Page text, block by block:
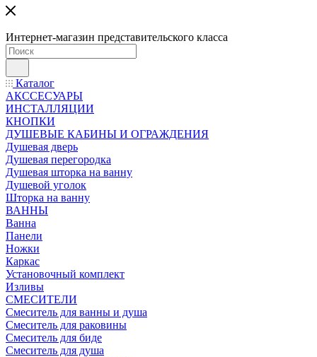
Интернет-магазин представительского класса
Каталог
АКССЕСУАРЫ
ИНСТАЛЛЯЦИИ
КНОПКИ
ДУШЕВЫЕ КАБИНЫ И ОГРАЖДЕНИЯ
Душевая дверь
Душевая перегородка
Душевая шторка на ванну
Душевой уголок
Шторка на ванну
ВАННЫ
Ванна
Панели
Ножки
Каркас
Установочный комплект
Изливы
СМЕСИТЕЛИ
Смеситель для ванны и душа
Смеситель для раковины
Смеситель для биде
Смеситель для душа